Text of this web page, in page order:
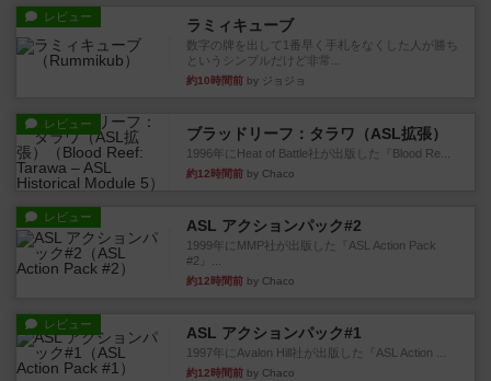
レビュー ラミィキューブ
数字の牌を出して1番早く手札をなくした人が勝ち
というシンプルだけど非常...
約10時間前 by ジョジョ
レビュー
ブラッドリーフ：タラワ（ASL拡張）
1996年にHeat of Battle社が出版した『Blood Re...
約12時間前 by Chaco
レビュー ASL アクションパック#2
1999年にMMP社が出版した『ASL Action Pack
#2』...
約12時間前 by Chaco
レビュー ASL アクションパック#1
1997年にAvalon Hill社が出版した『ASL Action ...
約12時間前 by Chaco